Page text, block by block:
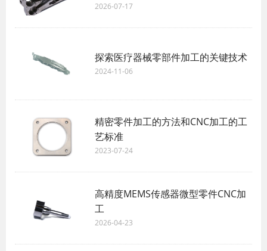
2026-07-17
探索医疗器械零部件加工的关键技术
2024-11-06
精密零件加工的方法和CNC加工的工
艺标准
2023-07-24
高精度MEMS传感器微型零件CNC加
工
2026-04-23